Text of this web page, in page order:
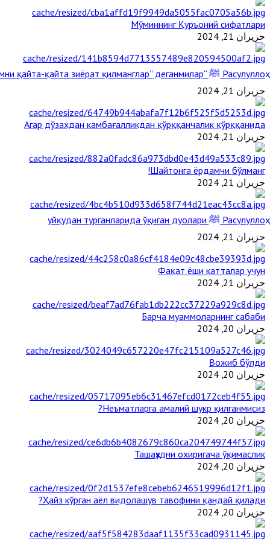
Мўминнинг Қуръоний сифатлари
حزيران 21, 2024
Расулуллоҳ ﷺ “Қабримни қайта-қайта зиёрат қилманглар” деганмилар?
حزيران 21, 2024
Агар дўзахдан камбағалликдан қўрққанчалик қўрққанида
حزيران 21, 2024
Шайтонга ёрдамчи бўлманг!
حزيران 21, 2024
Расулуллоҳ ﷺ уйқудан турганларида ўқиган дуолари
حزيران 21, 2024
Фақат ёши катталар учун
حزيران 21, 2024
Барча муаммоларнинг сабаби
حزيران 20, 2024
Вожиб бўлди
حزيران 20, 2024
Неъматларга амалий шукр қилганмисиз?
حزيران 20, 2024
Ташаҳҳудни охиригача ўқимаслик
حزيران 20, 2024
Ҳайз кўрган аёл видолашув тавофини қандай қилади?
حزيران 20, 2024